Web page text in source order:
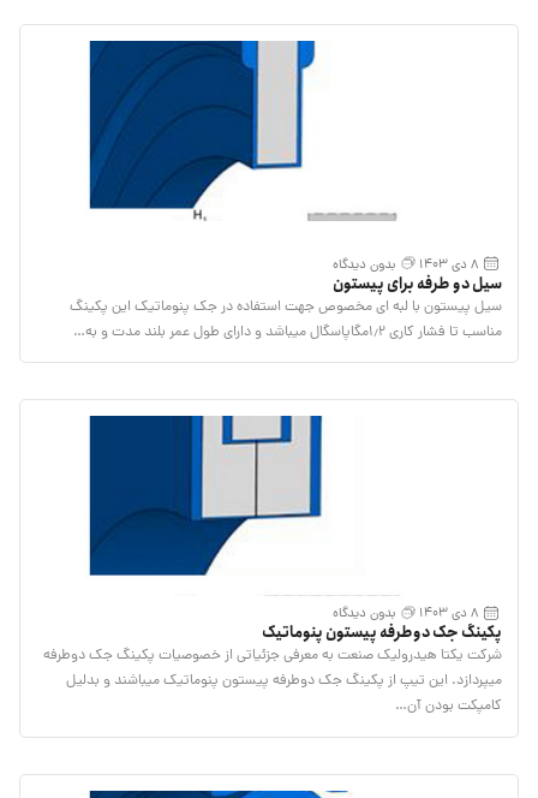
8 دی 1403 بدون دیدگاه
سیل دو طرفه برای پیستون
سیل پیستون با لبه ای مخصوص جهت استفاده در جک پنوماتیک این پکینگ
مناسب تا فشار کاری ۱٫۲مگاپاسگال میباشد و دارای طول عمر بلند مدت و به…
8 دی 1403 بدون دیدگاه
پکینگ جک دوطرفه پیستون پنوماتیک
شرکت یکتا هیدرولیک صنعت به معرفی جزئیاتی از خصوصیات پکینگ جک دوطرفه
میپردازد. این تیپ از پکینگ جک دوطرفه پیستون پنوماتیک میباشند و بدلیل
کامپکت بودن آن…